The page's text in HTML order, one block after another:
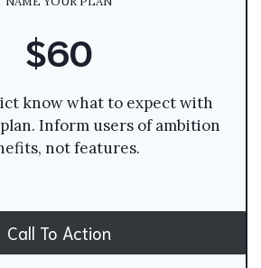
$60
know what to expect with
Inform users of ambition
not features.
Call To Action